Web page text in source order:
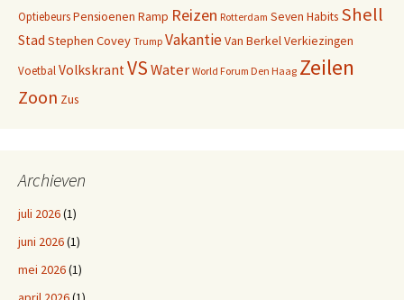
OptiebeursPensioenen Ramp Reizen Rotterdam Seven Habits Shell
Stad Stephen Covey Trump VakantieVan BerkelVerkiezingen
VoetbalVolkskrantVSWater World Forum Den Haag Zeilen
Zoon Zus
Archieven
juli 2026(1)
juni 2026(1)
mei 2026(1)